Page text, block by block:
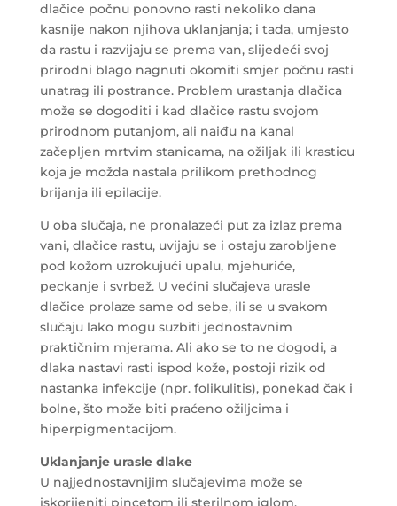
dlačice počnu ponovno rasti nekoliko dana
kasnije nakon njihova uklanjanja; i tada, umjesto
da rastu i razvijaju se prema van, slijedeći svoj
prirodni blago nagnuti okomiti smjer počnu rasti
unatrag ili postrance. Problem urastanja dlačica
može se dogoditi i kad dlačice rastu svojom
prirodnom putanjom, ali naiđu na kanal
začepljen mrtvim stanicama, na ožiljak ili krasticu
koja je možda nastala prilikom prethodnog
brijanja ili epilacije.
U oba slučaja, ne pronalazeći put za izlaz prema
vani, dlačice rastu, uvijaju se i ostaju zarobljene
pod kožom uzrokujući upalu, mjehuriće,
peckanje i svrbež. U većini slučajeva urasle
dlačice prolaze same od sebe, ili se u svakom
slučaju lako mogu suzbiti jednostavnim
praktičnim mjerama. Ali ako se to ne dogodi, a
dlaka nastavi rasti ispod kože, postoji rizik od
nastanka infekcije (npr. folikulitis), ponekad čak i
bolne, što može biti praćeno ožiljcima i
hiperpigmentacijom.
Uklanjanje urasle dlake
U najjednostavnijim slučajevima može se
iskorijeniti pincetom ili sterilnom iglom,